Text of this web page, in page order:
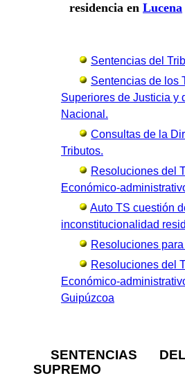
residencia en Lucena
Sentencias del
Sentencias de los
Superiores de Justicia y
Nacional.
Consultas de la
Tributos.
Resoluciones del
Económico-
Auto TS cuestión
inconstitucionalidad
Resoluciones
Resoluciones del
Económico-
Guipúzcoa
SENTENCIAS
SUPREMO